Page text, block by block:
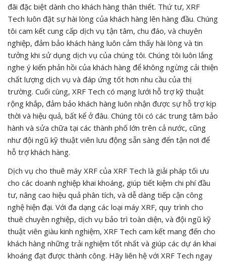
đãi đặc biệt dành cho khách hàng thân thiết. Thứ tư, XRF
Tech luôn đặt sự hài lòng của khách hàng lên hàng đầu. Chúng
tôi cam kết cung cấp dịch vụ tận tâm, chu đáo, và chuyên
nghiệp, đảm bảo khách hàng luôn cảm thấy hài lòng và tin
tưởng khi sử dụng dịch vụ của chúng tôi. Chúng tôi luôn lắng
nghe ý kiến phản hồi của khách hàng để không ngừng cải thiện
chất lượng dịch vụ và đáp ứng tốt hơn nhu cầu của thị
trường. Cuối cùng, XRF Tech có mạng lưới hỗ trợ kỹ thuật
rộng khắp, đảm bảo khách hàng luôn nhận được sự hỗ trợ kịp
thời và hiệu quả, bất kể ở đâu. Chúng tôi có các trung tâm bảo
hành và sửa chữa tại các thành phố lớn trên cả nước, cũng
như đội ngũ kỹ thuật viên lưu động sẵn sàng đến tận nơi để
hỗ trợ khách hàng.
Dịch vụ cho thuê máy XRF của XRF Tech là giải pháp tối ưu
cho các doanh nghiệp khai khoáng, giúp tiết kiệm chi phí đầu
tư, nâng cao hiệu quả phân tích, và dễ dàng tiếp cận công
nghệ hiện đại. Với đa dạng các loại máy XRF, quy trình cho
thuê chuyên nghiệp, dịch vụ bảo trì toàn diện, và đội ngũ kỹ
thuật viên giàu kinh nghiệm, XRF Tech cam kết mang đến cho
khách hàng những trải nghiệm tốt nhất và giúp các dự án khai
khoáng đạt được thành công. Hãy liên hệ với XRF Tech ngay